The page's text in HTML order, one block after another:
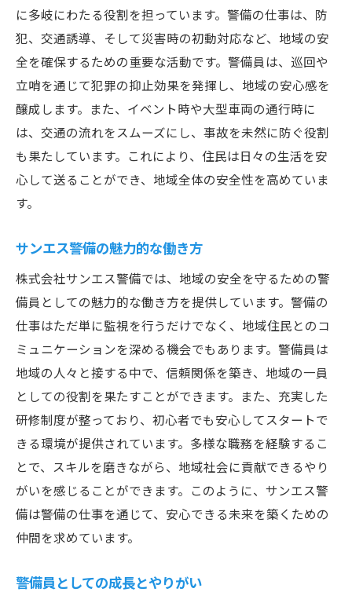
に多岐にわたる役割を担っています。警備の仕事は、防
犯、交通誘導、そして災害時の初動対応など、地域の安
全を確保するための重要な活動です。警備員は、巡回や
立哨を通じて犯罪の抑止効果を発揮し、地域の安心感を
醸成します。また、イベント時や大型車両の通行時に
は、交通の流れをスムーズにし、事故を未然に防ぐ役割
も果たしています。これにより、住民は日々の生活を安
心して送ることができ、地域全体の安全性を高めていま
す。
サンエス警備の魅力的な働き方
株式会社サンエス警備では、地域の安全を守るための警
備員としての魅力的な働き方を提供しています。警備の
仕事はただ単に監視を行うだけでなく、地域住民とのコ
ミュニケーションを深める機会でもあります。警備員は
地域の人々と接する中で、信頼関係を築き、地域の一員
としての役割を果たすことができます。また、充実した
研修制度が整っており、初心者でも安心してスタートで
きる環境が提供されています。多様な職務を経験するこ
とで、スキルを磨きながら、地域社会に貢献できるやり
がいを感じることができます。このように、サンエス警
備は警備の仕事を通じて、安心できる未来を築くための
仲間を求めています。
警備員としての成長とやりがい